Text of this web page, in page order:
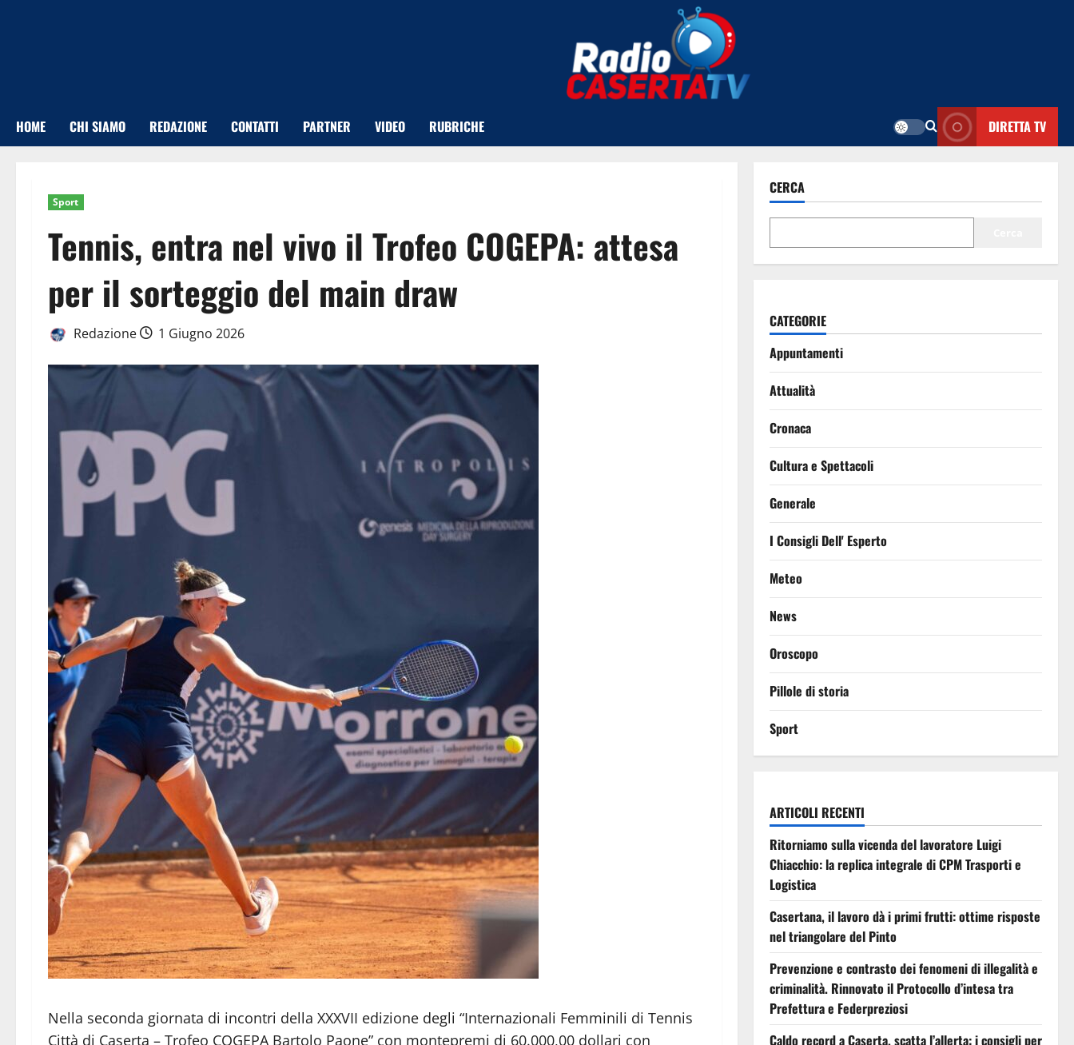
HOME CHI SIAMO REDAZIONE CONTATTI PARTNER VIDEO RUBRICHE DIRETTA TV
Sport
Tennis, entra nel vivo il Trofeo COGEPA: attesa
per il sorteggio del main draw
Redazione 1 Giugno 2026
Nella seconda giornata di incontri della XXXVII edizione degli “Internazionali Femminili di Tennis
Città di Caserta – Trofeo COGEPA Bartolo Paone” con montepremi di 60.000,00 dollari con
CERCA
CATEGORIE
Appuntamenti
Attualità
Cronaca
Cultura e Spettacoli
Generale
I Consigli Dell' Esperto
Meteo
News
Oroscopo
Pillole di storia
Sport
ARTICOLI RECENTI
Ritorniamo sulla vicenda del lavoratore Luigi
Chiacchio: la replica integrale di CPM Trasporti e
Logistica
Casertana, il lavoro dà i primi frutti: ottime risposte
nel triangolare del Pinto
Prevenzione e contrasto dei fenomeni di illegalità e
criminalità. Rinnovato il Protocollo d’intesa tra
Prefettura e Federpreziosi
Caldo record a Caserta, scatta l’allerta: i consigli per